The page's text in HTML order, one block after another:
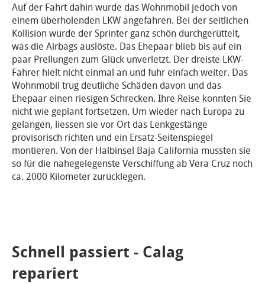
Auf der Fahrt dahin wurde das Wohnmobil jedoch von
einem überholenden LKW angefahren. Bei der seitlichen
Kollision wurde der Sprinter ganz schön durchgerüttelt,
was die Airbags auslöste. Das Ehepaar blieb bis auf ein
paar Prellungen zum Glück unverletzt. Der dreiste LKW-
Fahrer hielt nicht einmal an und fuhr einfach weiter. Das
Wohnmobil trug deutliche Schäden davon und das
Ehepaar einen riesigen Schrecken. Ihre Reise konnten Sie
nicht wie geplant fortsetzen. Um wieder nach Europa zu
gelangen, liessen sie vor Ort das Lenkgestänge
provisorisch richten und ein Ersatz-Seitenspiegel
montieren. Von der Halbinsel Baja California mussten sie
so für die nahegelegenste Verschiffung ab Vera Cruz noch
ca. 2000 Kilometer zurücklegen.
Schnell passiert - Calag
repariert